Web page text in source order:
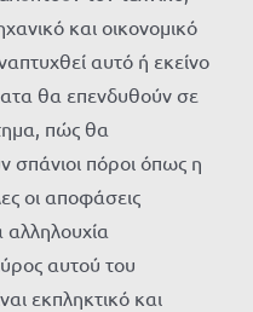
και οικονομικό
αυτό ή εκείνο
θα επενδυθούν σε
πώς θα
σπάνιοι πόροι όπως η
οι αποφάσεις
αλληλουχία
αυτού του
εκπληκτικό και